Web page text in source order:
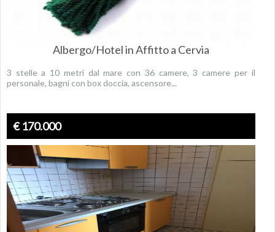
Albergo/Hotel in Affitto a Cervia
3 stelle a 10 metri dal mare con 36 camere, 3 camere per il
personale, bagni con box doccia, ascensore...
€ 170.000